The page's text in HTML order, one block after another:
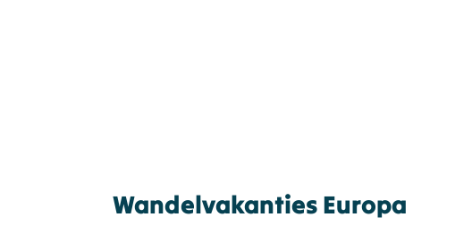
Wandelvakanties Europa